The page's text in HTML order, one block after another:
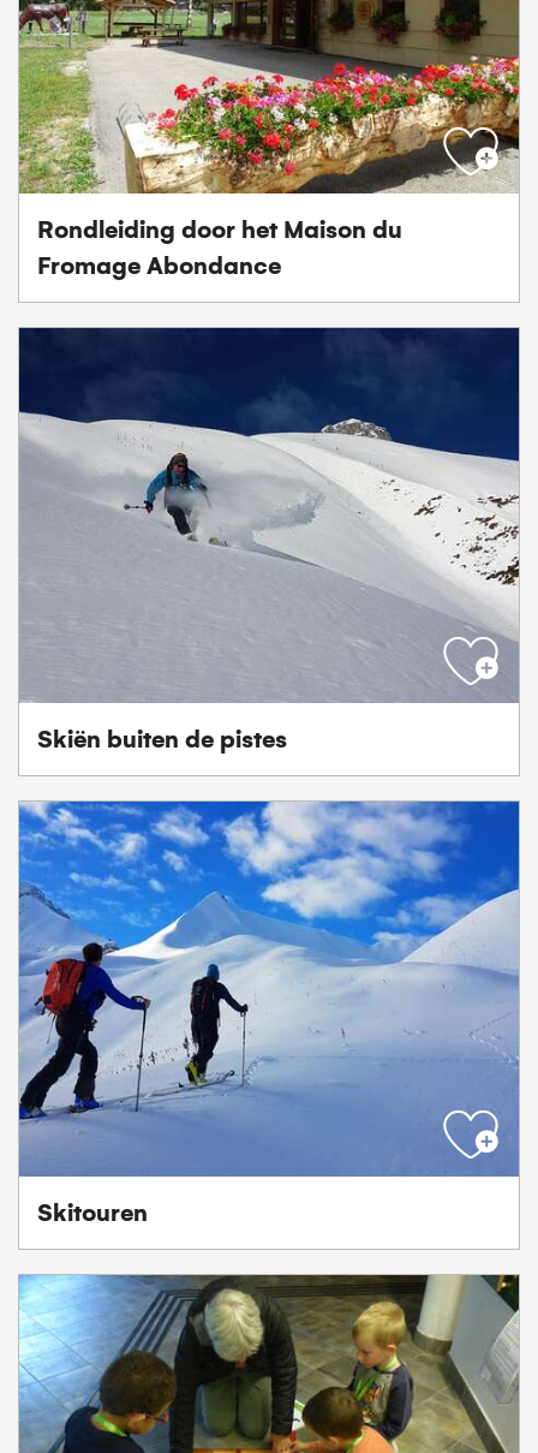
Rondleiding door het Maison du
Fromage Abondance
Skiën buiten de pistes
Skitouren